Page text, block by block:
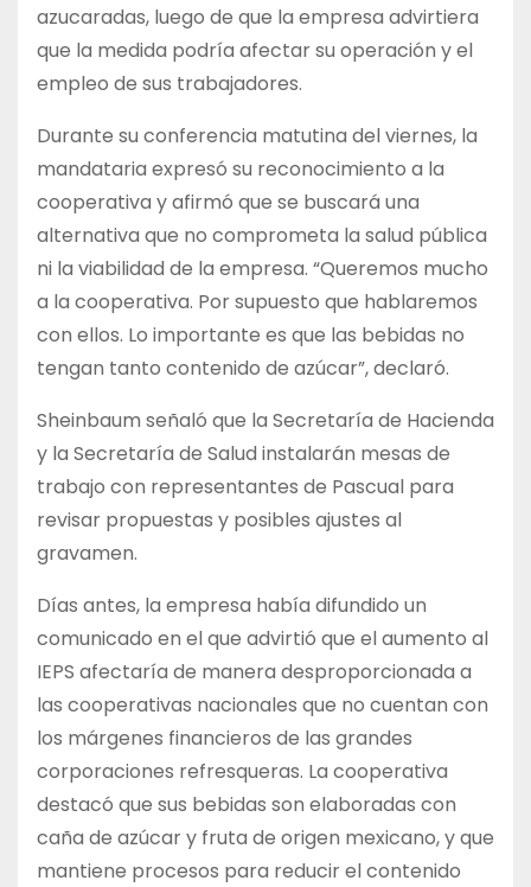
azucaradas, luego de que la empresa advirtiera
que la medida podría afectar su operación y el
empleo de sus trabajadores.
Durante su conferencia matutina del viernes, la
mandataria expresó su reconocimiento a la
cooperativa y afirmó que se buscará una
alternativa que no comprometa la salud pública
ni la viabilidad de la empresa. “Queremos mucho
a la cooperativa. Por supuesto que hablaremos
con ellos. Lo importante es que las bebidas no
tengan tanto contenido de azúcar”, declaró.
Sheinbaum señaló que la Secretaría de Hacienda
y la Secretaría de Salud instalarán mesas de
trabajo con representantes de Pascual para
revisar propuestas y posibles ajustes al
gravamen.
Días antes, la empresa había difundido un
comunicado en el que advirtió que el aumento al
IEPS afectaría de manera desproporcionada a
las cooperativas nacionales que no cuentan con
los márgenes financieros de las grandes
corporaciones refresqueras. La cooperativa
destacó que sus bebidas son elaboradas con
caña de azúcar y fruta de origen mexicano, y que
mantiene procesos para reducir el contenido